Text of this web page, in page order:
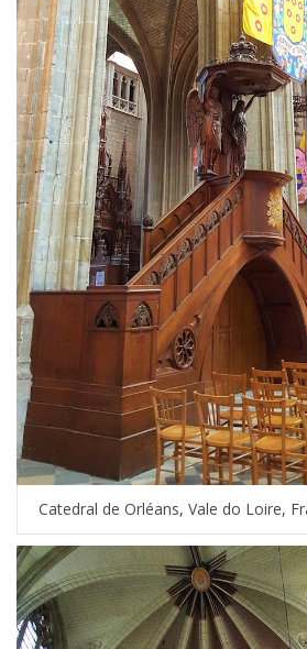
Catedral de Orléans, Vale do Loire,